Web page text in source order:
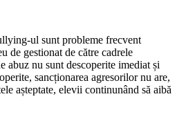
ul sunt probleme frecvent
de gestionat de către cadrele
abuz nu sunt descoperite imediat și
sancționarea agresorilor nu are,
așteptate, elevii continunând să aibă